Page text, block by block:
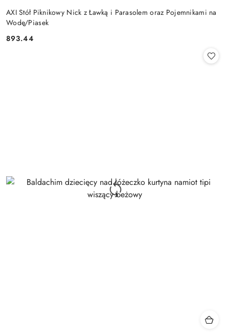
AXI Stół Piknikowy Nick z Ławką i Parasolem oraz Pojemnikami na
Wodę/Piasek
Cena:
893.44